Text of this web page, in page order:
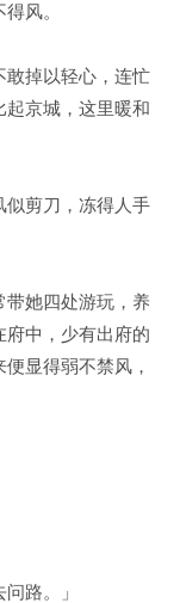
风。
敢掉以轻心，连忙
京城，这里暖和
似剪刀，冻得人手
带她四处游玩，养
中，少有出府的
显得弱不禁风，
路。」